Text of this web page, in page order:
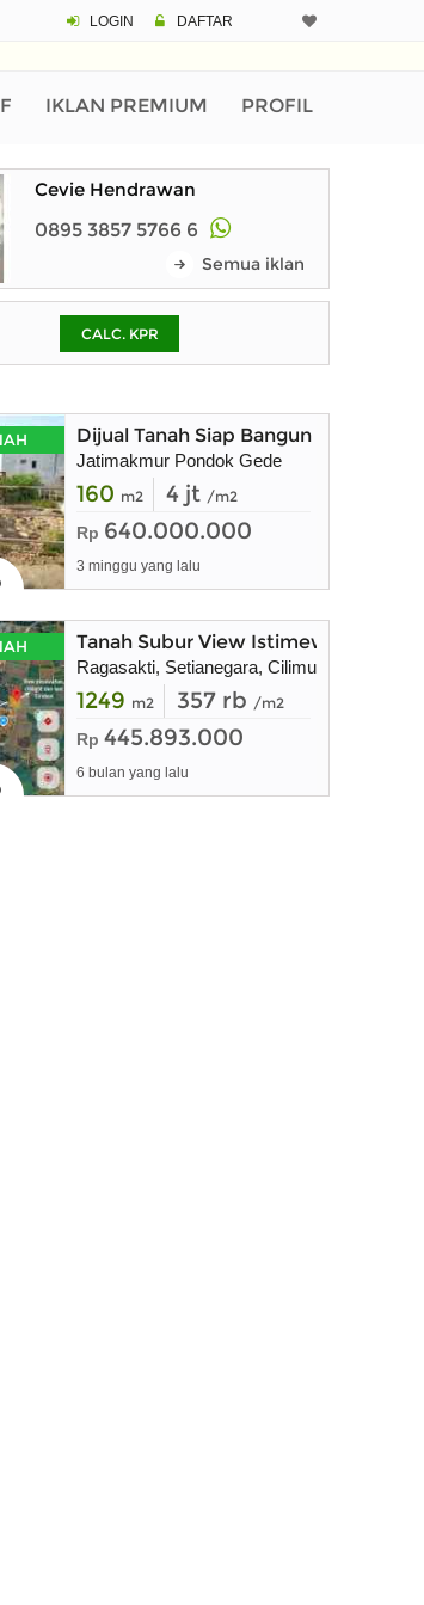
LOGIN DAFTAR
IKLAN PREMIUM PROFILPinjaman (PIN)
pada kotak-
Cevie Hendrawan
0895 3857 5766 6
Semua iklan
CALC. KPR
Dijual Tanah Siap Bangun
Jatimakmur Pondok Gede
160 m2 4 jt /m2
Rp 640.000.000
3 minggu yang lalu
Tanah Subur View Istimewa di
Ragasakti, Setianegara, Cilimus
1249 m2 357 rb /m2
Rp 445.893.000
6 bulan yang lalu